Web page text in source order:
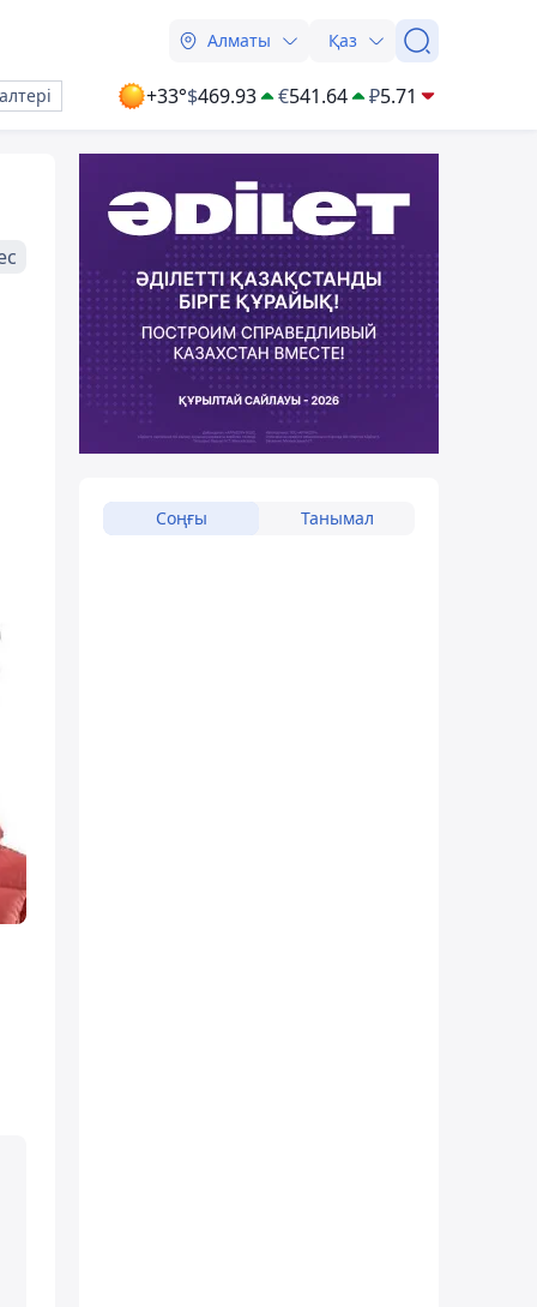
Алматы Қаз
+33°$469.93 €541.64 ₽5.71
Соңғы Танымал